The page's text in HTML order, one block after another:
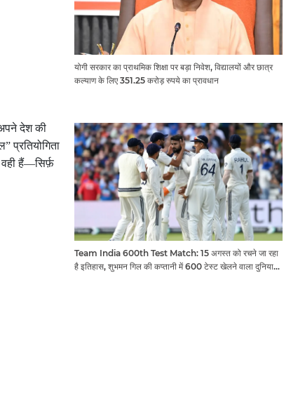
देश की
प्रतियोगिता
हैं—सिर्फ़
योगी सरकार का प्राथमिक शिक्षा पर बड़ा निवेश, विद्यालयों और छात्र
कल्याण के लिए 351.25 करोड़ रुपये का प्रावधान
Team India 600th Test Match: 15 अगस्त को रचने जा रहा
है इतिहास, शुभमन गिल की कप्तानी में 600 टेस्ट खेलने वाला दुनिया